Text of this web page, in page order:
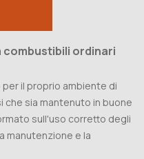
combustibili ordinari
il proprio ambiente di
che sia mantenuto in buone
sull'uso corretto degli
manutenzione e la